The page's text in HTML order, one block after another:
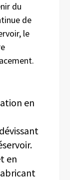
du
de
le
en
en